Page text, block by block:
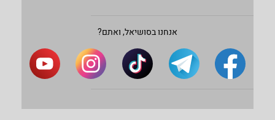
אנחנו בסושיאל, ואתם?